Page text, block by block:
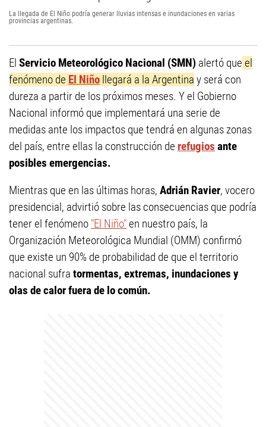
La llegada de El Niño podría generar lluvias intensas e inundaciones en varias
provincias argentinas.
El Servicio Meteorológico Nacional (SMN) alertó que el
fenómeno de El Niño llegará a la Argentina y será con
dureza a partir de los próximos meses. Y el Gobierno
Nacional informó que implementará una serie de
medidas ante los impactos que tendrá en algunas zonas
del país, entre ellas la construcción de refugios ante
posibles emergencias.
Mientras que en las últimas horas, Adrián Ravier, vocero
presidencial, advirtió sobre las consecuencias que podría
tener el fenómeno "El Niño"en nuestro país, la
Organización Meteorológica Mundial (OMM) confirmó
que existe un 90% de probabilidad de que el territorio
nacional sufra tormentas, extremas, inundaciones y
olas de calor fuera de lo común.